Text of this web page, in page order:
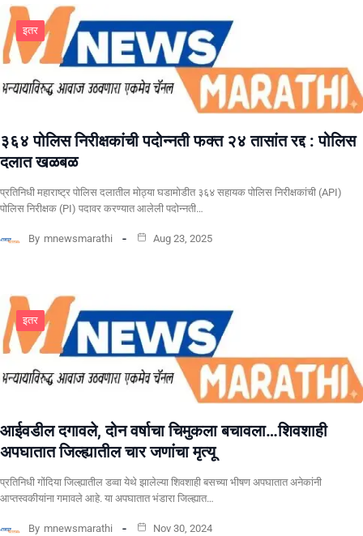
इतर
३६४ पोलिस निरीक्षकांची पदोन्नती फक्त २४ तासांत रद्द : पोलिस
दलात खळबळ
प्रतिनिधी महाराष्ट्र पोलिस दलातील मोठ्या घडामोडीत ३६४ सहायक पोलिस निरीक्षकांची (API)
पोलिस निरीक्षक (PI) पदावर करण्यात आलेली पदोन्नती…
By mnewsmarathi Aug 23, 2025
इतर
आईवडील दगावले, दोन वर्षाचा चिमुकला बचावला…शिवशाही
अपघातात जिल्ह्यातील चार जणांचा मृत्यू
प्रतिनिधी गोंदिया जिल्ह्यातील डव्वा येथे झालेल्या शिवशाही बसच्या भीषण अपघातात अनेकांनी
आप्तस्वकीयांना गमावले आहे. या अपघातात भंडारा जिल्ह्यात…
By mnewsmarathi Nov 30, 2024